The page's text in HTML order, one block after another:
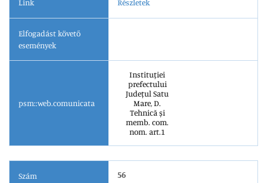
Link Részletek
Elfogadást követő
események
psm::web.comunicata
Instituției
prefectului
Județul Satu
Mare, D.
Tehnică și
memb. com.
nom. art.1
Szám 56